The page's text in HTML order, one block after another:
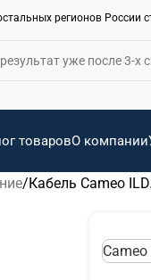
регионов России
товаровО компании
Кабель Cameo
Cameo